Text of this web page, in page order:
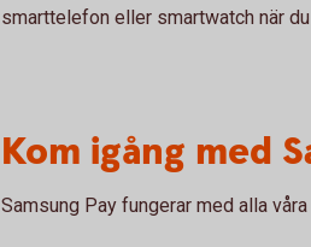
smarttelefon eller smartwatch när
Kom igång med
Samsung Pay fungerar med alla